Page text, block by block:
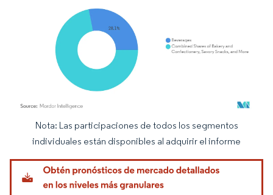
Imagen © Mordor Intelligence. El uso requiere atribución según CC BY 4.0.
Nota: Las participaciones de todos los segmentos
individuales están disponibles al adquirir el informe